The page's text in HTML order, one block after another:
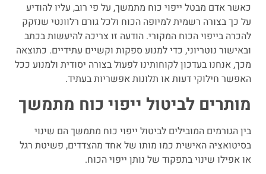
כאשר אדם מבטל ייפוי כוח מתמשך, על פי רוב, עליו להודיע
על כך בצורה רשמית למיופה הכוח ולכל גורם רלוונטי שנזקק
להכרה בייפוי הכוח המקורי. הודעה זו צריכה להיעשות בכתב
ובאישור נוטריוני, כדי למנוע ספקות וקשיים עתידיים. כתוצאה
מכך, אנחנו בעדכון לקוחותינו לפעול בצורה יסודית ולמנוע ככל
האפשר חילוקי דעות או תלונות אפשריות בעתיד.
מותרים לביטול ייפוי כוח מתמשך
בין הגורמים המובילים לביטול ייפוי כוח מתמשך הם שינוי
בסיטואציה האישית כמו מותו של אחד מהצדדים, פשיטת רגל
או אפילו שינוי בתפקוד של נותן ייפוי הכוח.